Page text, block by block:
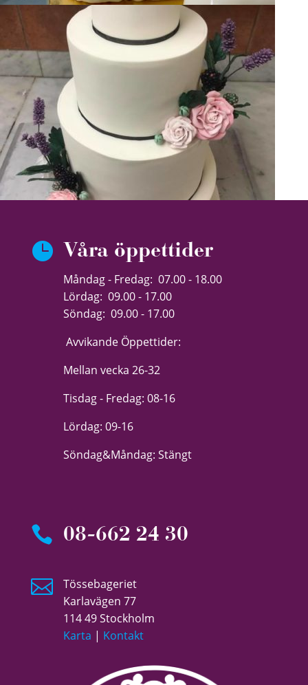
 Våra öppettider
Måndag - Fredag: 07.00 - 18.00
Lördag: 09.00 - 17.00
Söndag: 09.00 - 17.00
Avvikande Öppettider:
Mellan vecka 26-32
Tisdag - Fredag: 08-16
Lördag: 09-16
Söndag&Måndag: Stängt
 08-662 24 30

Tössebageriet
Karlavägen 77
114 49 Stockholm
Karta | Kontakt